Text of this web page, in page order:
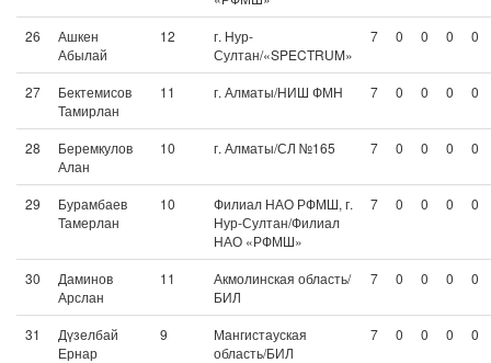
26
Ашкен
Абылай
12
г. Нур-
Султан/«SPECTRUM»
7 0 0 0 0
27
Бектемисов
Тамирлан
11 г. Алматы/НИШ ФМН 7 0 0 0 0
28
Беремкулов
Алан
10 г. Алматы/СЛ №165 7 0 0 0 0
29
Бурамбаев
Тамерлан
10
Филиал НАО РФМШ, г.
Нур-Султан/Филиал
НАО «РФМШ»
7 0 0 0 0
30
Даминов
Арслан
11
Акмолинская область/
БИЛ
7 0 0 0 0
31
Дүзелбай
Ернар
9
Мангистауская
область/БИЛ
7 0 0 0 0